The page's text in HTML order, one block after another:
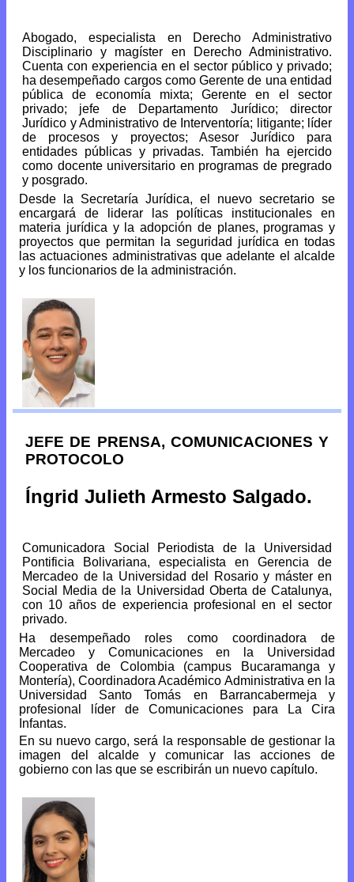
Abogado, especialista en Derecho Administrativo
Disciplinario y magíster en Derecho Administrativo.
Cuenta con experiencia en el sector público y privado;
ha desempeñado cargos como Gerente de una entidad
pública de economía mixta; Gerente en el sector
privado; jefe de Departamento Jurídico; director
Jurídico y Administrativo de Interventoría; litigante; líder
de procesos y proyectos; Asesor Jurídico para
entidades públicas y privadas. También ha ejercido
como docente universitario en programas de pregrado
y posgrado.
Desde la Secretaría Jurídica, el nuevo secretario se
encargará de liderar las políticas institucionales en
materia jurídica y la adopción de planes, programas y
proyectos que permitan la seguridad jurídica en todas
las actuaciones administrativas que adelante el alcalde
y los funcionarios de la administración.
JEFE DE PRENSA, COMUNICACIONES Y
PROTOCOLO
Íngrid Julieth Armesto Salgado.
Comunicadora Social Periodista de la Universidad
Pontificia Bolivariana, especialista en Gerencia de
Mercadeo de la Universidad del Rosario y máster en
Social Media de la Universidad Oberta de Catalunya,
con 10 años de experiencia profesional en el sector
privado.
Ha desempeñado roles como coordinadora de
Mercadeo y Comunicaciones en la Universidad
Cooperativa de Colombia (campus Bucaramanga y
Montería), Coordinadora Académico Administrativa en la
Universidad Santo Tomás en Barrancabermeja y
profesional líder de Comunicaciones para La Cira
Infantas.
En su nuevo cargo, será la responsable de gestionar la
imagen del alcalde y comunicar las acciones de
gobierno con las que se escribirán un nuevo capítulo.